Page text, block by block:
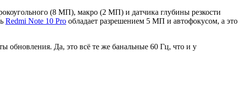
(8 МП), макро (2 МП) и датчика глубины резкости
Redmi Note 10 Pro обладает разрешением 5 МП и автофокусом, а это
Да, это всё те же банальные 60 Гц, что и у